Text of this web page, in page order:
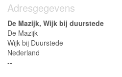
Adresgegevens
De Mazijk, Wijk bij duurstede
De Mazijk
Wijk bij Duurstede
Nederland
--